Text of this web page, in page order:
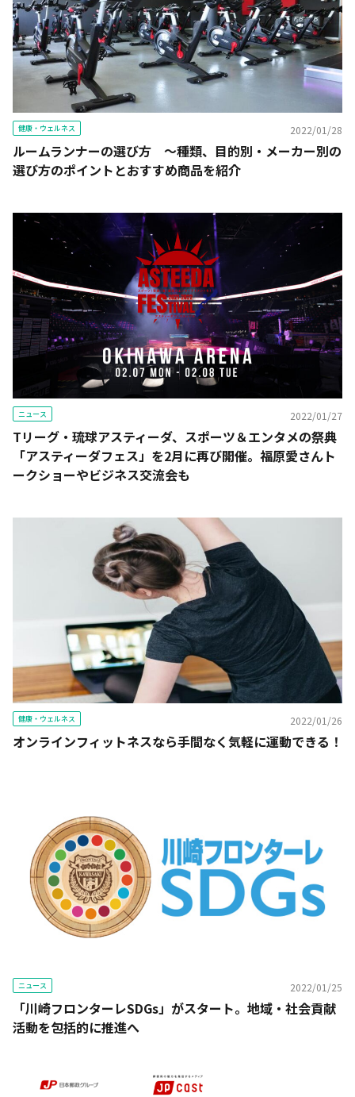
健康・ウェルネス 2022/01/28
ルームランナーの選び方 ～種類、目的別・メーカー別の
選び方のポイントとおすすめ商品を紹介
ニュース 2022/01/27
Tリーグ・琉球アスティーダ、スポーツ＆エンタメの祭典
「アスティーダフェス」を2月に再び開催。福原愛さんト
ークショーやビジネス交流会も
健康・ウェルネス 2022/01/26
オンラインフィットネスなら手間なく気軽に運動できる！
ニュース 2022/01/25
「川崎フロンターレSDGs」がスタート。地域・社会貢献
活動を包括的に推進へ